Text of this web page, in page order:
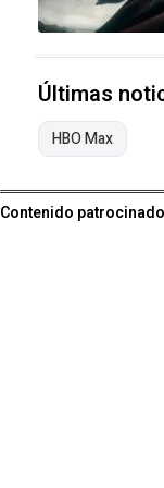
Últimas
HBO Max
Contenido patrocinado